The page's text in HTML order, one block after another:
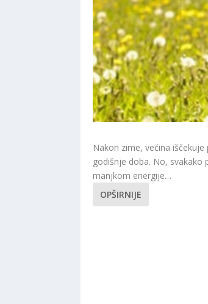
Nakon zime, većina
godišnje doba. No,
manjkom energije…
OPŠIRNIJE